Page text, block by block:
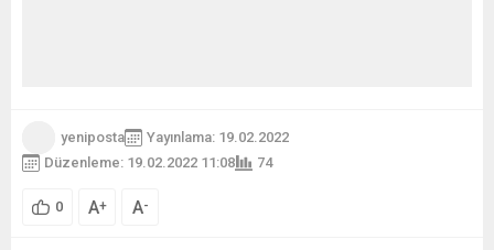
yeniposta
Yayınlama: 19.02.2022
Düzenleme: 19.02.2022 11:08
74
0 A+ A-